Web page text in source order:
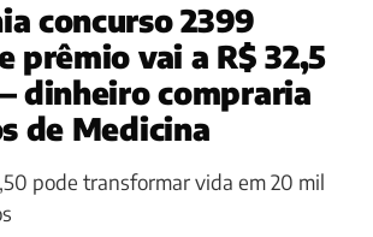
concurso 2399
prêmio vai a R$ 32,5
dinheiro compraria
de Medicina
pode transformar vida em 20 mil